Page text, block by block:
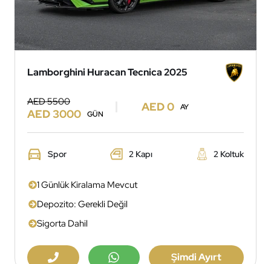
Lamborghini Huracan Tecnica 2025
AED 5500
AED 3000 GÜN
AED 0 AY
Spor 2 Kapı 2 Koltuk
1 Günlük Kiralama Mevcut
Depozito: Gerekli Değil
Sigorta Dahil
Şimdi Ayırt